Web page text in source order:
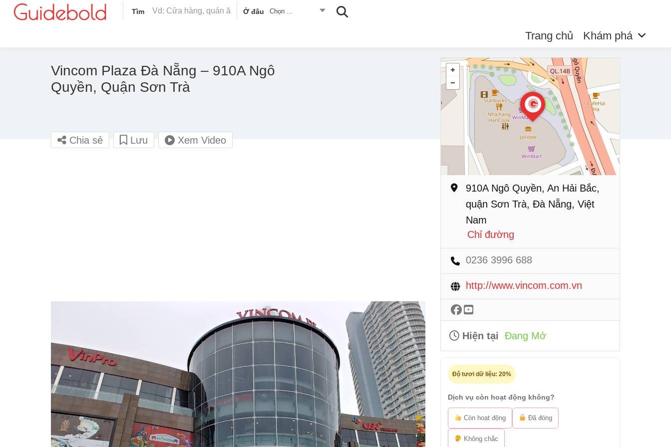
Tìm Ở đâu Chọn ...
Trang chủ Khám phá
Vincom Plaza Đà Nẵng – 910A Ngô
Quyền, Quận Sơn Trà
Chia sẻ Lưu Xem Video
910A Ngô Quyền, An Hải Bắc,
quận Sơn Trà, Đà Nẵng, Việt
Nam
Chỉ đường
0236 3996 688
http://www.vincom.com.vn
Hiện tại Đang Mở
Độ tươi dữ liệu: 20%
Dịch vụ còn hoạt động không?
Còn hoạt động Đã đóng
Không chắc